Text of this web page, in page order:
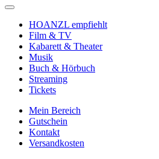
HOANZL empfiehlt
Film & TV
Kabarett & Theater
Musik
Buch & Hörbuch
Streaming
Tickets
Mein Bereich
Gutschein
Kontakt
Versandkosten